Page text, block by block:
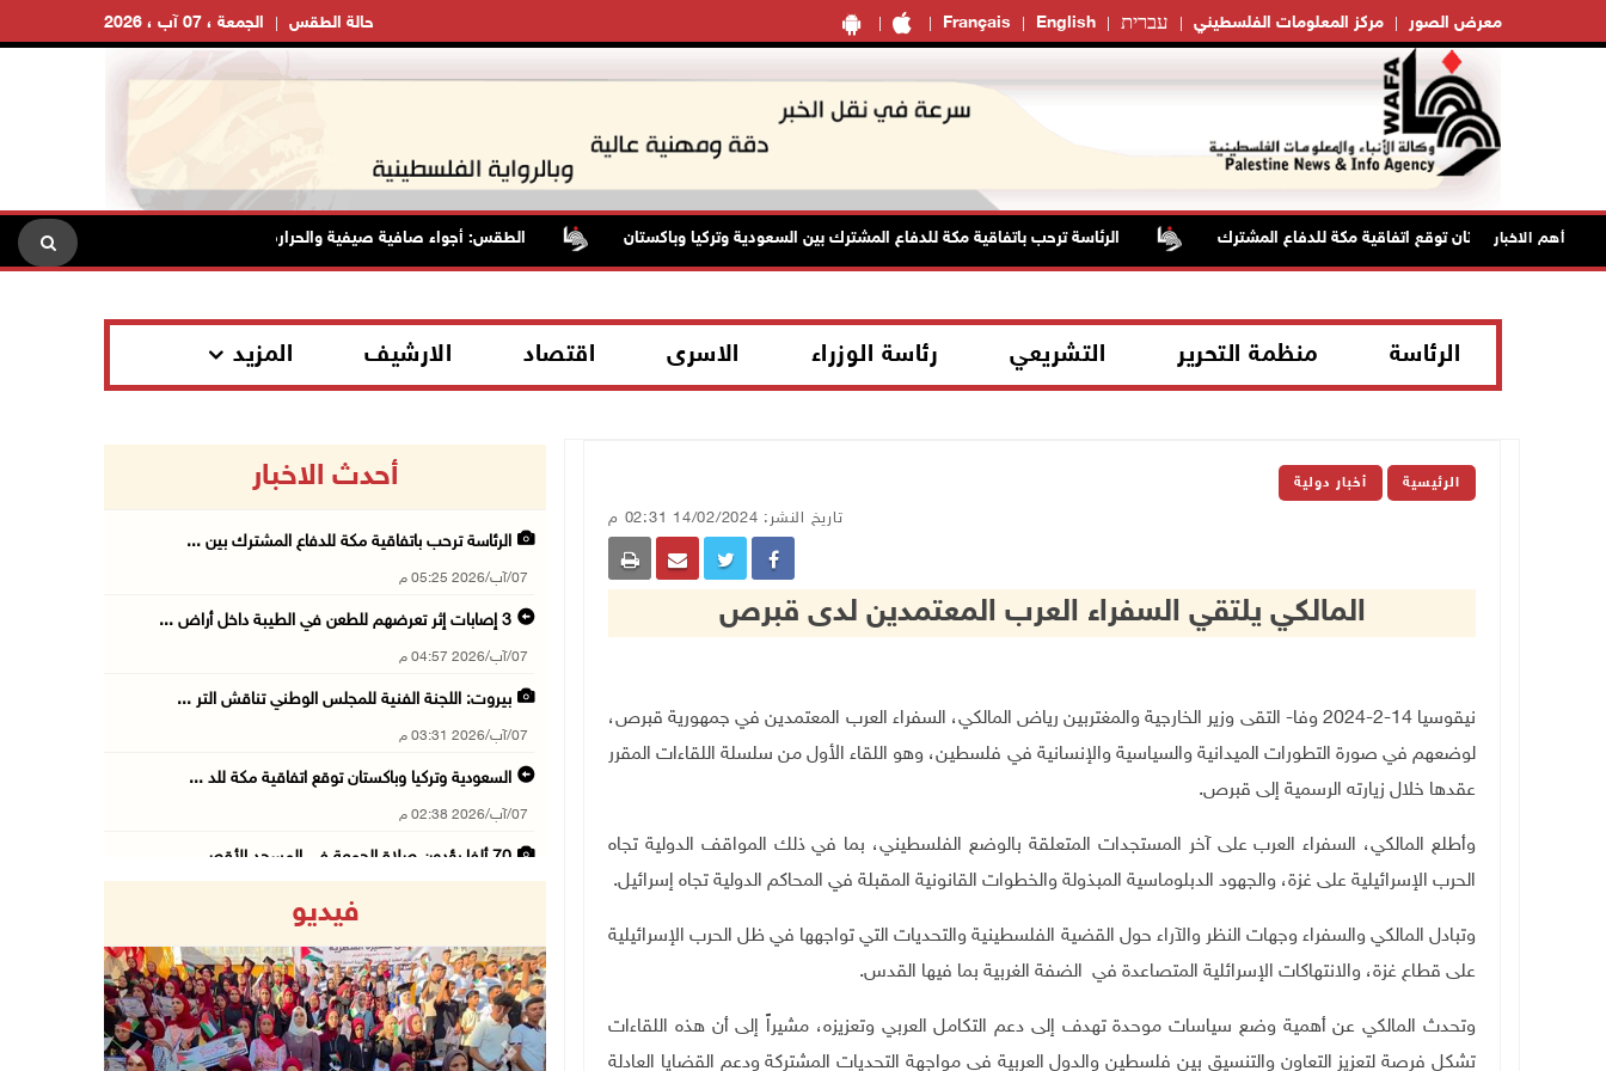
Français English עברית مركز المعلومات الفلسطيني معرض الصور الجمعة ، 07 آب ، 2026 حالة الطقس
أهم الاخبار
وتركيا وباكستان توقع اتفاقية مكة للدفاع المشترك الرئاسة ترحب باتفاقية مكة للدفاع المشترك بين السعودية وتركيا وباكستان الطقس: أجواء صافية صيفية والحرارة حول معدلها العام محافظة
الرئاسة منظمة التحرير التشريعي رئاسة الوزراء الاسرى اقتصاد الارشيف المزيد
الرئيسية أخبار دولية
تاريخ النشر: 14/02/2024 02:31 م
المالكي يلتقي السفراء العرب المعتمدين لدى قبرص
نيقوسيا 14-2-2024 وفا- التقى وزير الخارجية والمغتربين رياض المالكي، السفراء العرب المعتمدين في جمهورية قبرص،
لوضعهم في صورة التطورات الميدانية والسياسية والإنسانية في فلسطين، وهو اللقاء الأول من سلسلة اللقاءات المقرر
عقدها خلال زيارته الرسمية إلى قبرص.
وأطلع المالكي، السفراء العرب على آخر المستجدات المتعلقة بالوضع الفلسطيني، بما في ذلك المواقف الدولية تجاه
الحرب الإسرائيلية على غزة، والجهود الدبلوماسية المبذولة والخطوات القانونية المقبلة في المحاكم الدولية تجاه إسرائيل.
وتبادل المالكي والسفراء وجهات النظر والآراء حول القضية الفلسطينية والتحديات التي تواجهها في ظل الحرب الإسرائيلية
على قطاع غزة، والانتهاكات الإسرائلية المتصاعدة في الضفة الغربية بما فيها القدس.
وتحدث المالكي عن أهمية وضع سياسات موحدة تهدف إلى دعم التكامل العربي وتعزيزه، مشيراً إلى أن هذه اللقاءات
تشكل فرصة لتعزيز التعاون والتنسيق بين فلسطين والدول العربية في مواجهة التحديات المشتركة ودعم القضايا العادلة
أحدث الاخبار
الرئاسة ترحب باتفاقية مكة للدفاع المشترك بين ...
07/آب/2026 05:25 م
3 إصابات إثر تعرضهم للطعن في الطيبة داخل أراض ...
07/آب/2026 04:57 م
بيروت: اللجنة الفنية للمجلس الوطني تناقش التر ...
07/آب/2026 03:31 م
السعودية وتركيا وباكستان توقع اتفاقية مكة للد ...
07/آب/2026 02:38 م
70 ألفا يؤدون صلاة الجمعة في المسجد الأقصى
07/آب/2026 02:19 م
مستعمرون ينفذون جولات استفزازية في عدة مناطق ...
07/آب/2026 02:08 م
فيديو
Previous Next